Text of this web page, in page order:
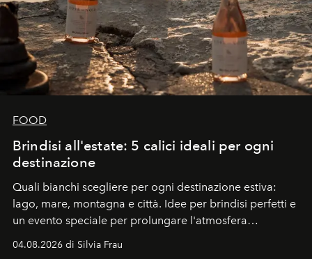
FOOD
Brindisi all'estate: 5 calici ideali per ogni
destinazione
Quali bianchi scegliere per ogni destinazione estiva:
lago, mare, montagna e città. Idee per brindisi perfetti e
un evento speciale per prolungare l'atmosfera
04.08.2026 di Silvia Frau